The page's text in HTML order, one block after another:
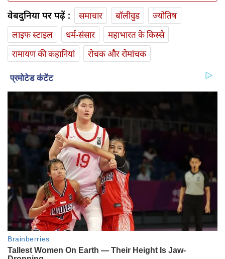
वेबदुनिया पर पढ़ें : समाचार बॉलीवुड
ज्योतिष
लाइफ स्‍टाइल
धर्म-संसार
महाभारत के किस्से
रामायण की कहानियां
रोचक और रोमांचक